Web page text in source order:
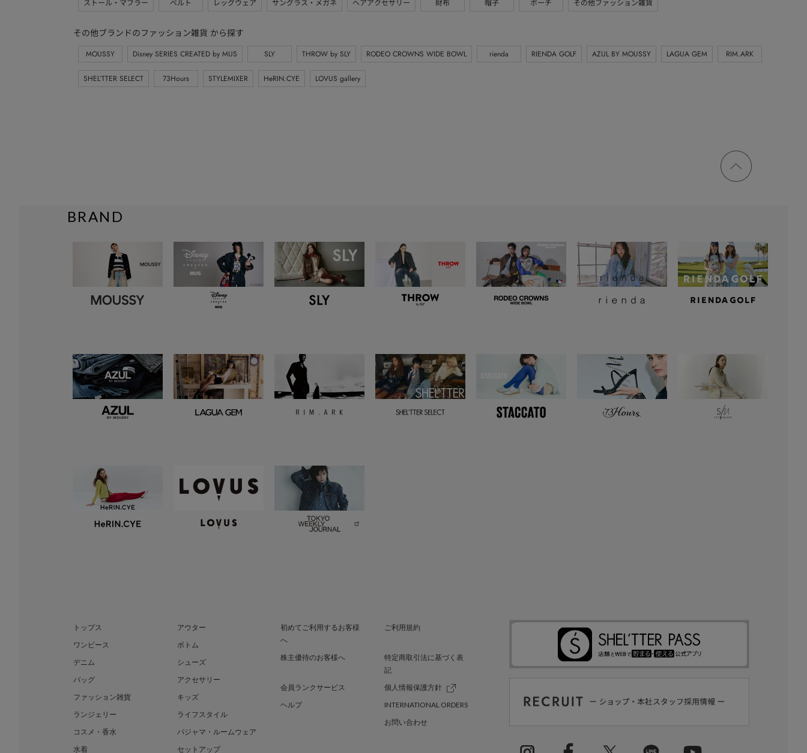
ストール・マフラー ベルト レッグウェア サングラス・メガネ ヘアアクセサリー 財布 帽子 ポーチ その他ファッション雑貨
その他ブランドのファッション雑貨 から探す
MOUSSY Disney SERIES CREATED by MUS SLY THROW by SLY RODEO CROWNS WIDE BOWL rienda RIENDA GOLF AZUL BY MOUSSY LAGUA GEM RIM.ARK
SHEL’TTER SELECT 73Hours STYLEMIXER HeRIN.CYE LOVUS gallery
ページ
トップ
BRAND
トップス
アウター
ワンピース
ボトム
デニム
シューズ
バッグ
アクセサリー
ファッション雑貨
キッズ
ランジェリー
ライフスタイル
コスメ・香水
パジャマ・ルームウェア
水着
セットアップ
初めてご利用するお客様
へ
ご利用規約
株主優待のお客様へ
特定商取引法に基づく表
記
会員ランクサービス
個人情報保護方針
ヘルプ
INTERNATIONAL ORDERS
お問い合わせ